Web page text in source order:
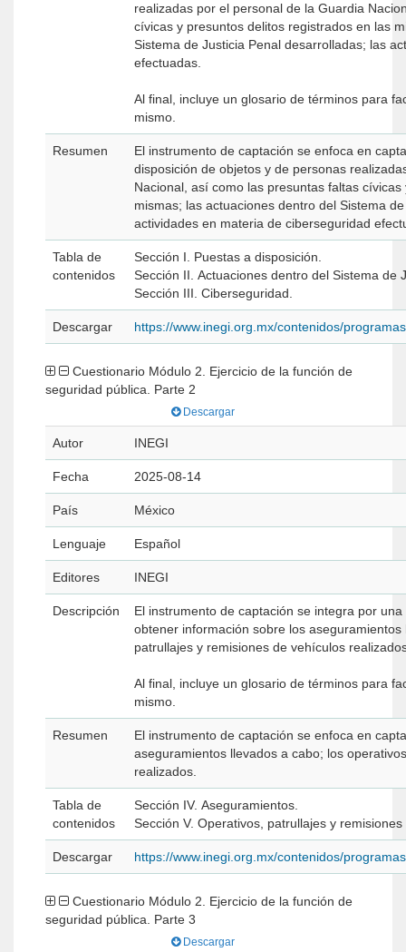
realizadas por el personal de la Guardia
cívicas y presuntos delitos registrados en las
Sistema de Justicia Penal desarrolladas; las
efectuadas.
Al final, incluye un glosario de términos para
mismo.
Resumen
El instrumento de captación se enfoca en
disposición de objetos y de personas
Nacional, así como las presuntas faltas
mismas; las actuaciones dentro del Sistema
actividades en materia de ciberseguridad
Tabla de
contenidos
Sección I. Puestas a disposición.
Sección II. Actuaciones dentro del Sistema de
Sección III. Ciberseguridad.
Descargar https://www.inegi.org.mx/contenidos/
seguridad pública. Parte 2
Descargar
Autor INEGI
Fecha 2025-08-14
País México
Lenguaje Español
Editores INEGI
Descripción
El instrumento de captación se integra por
obtener información sobre los
patrullajes y remisiones de vehículos
Al final, incluye un glosario de términos para
mismo.
Resumen
El instrumento de captación se enfoca en
aseguramientos llevados a cabo; los
realizados.
Tabla de
contenidos
Sección IV. Aseguramientos.
Sección V. Operativos, patrullajes y
Descargar https://www.inegi.org.mx/contenidos/
seguridad pública. Parte 3
Descargar